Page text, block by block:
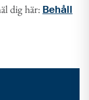
dig här: Behåll